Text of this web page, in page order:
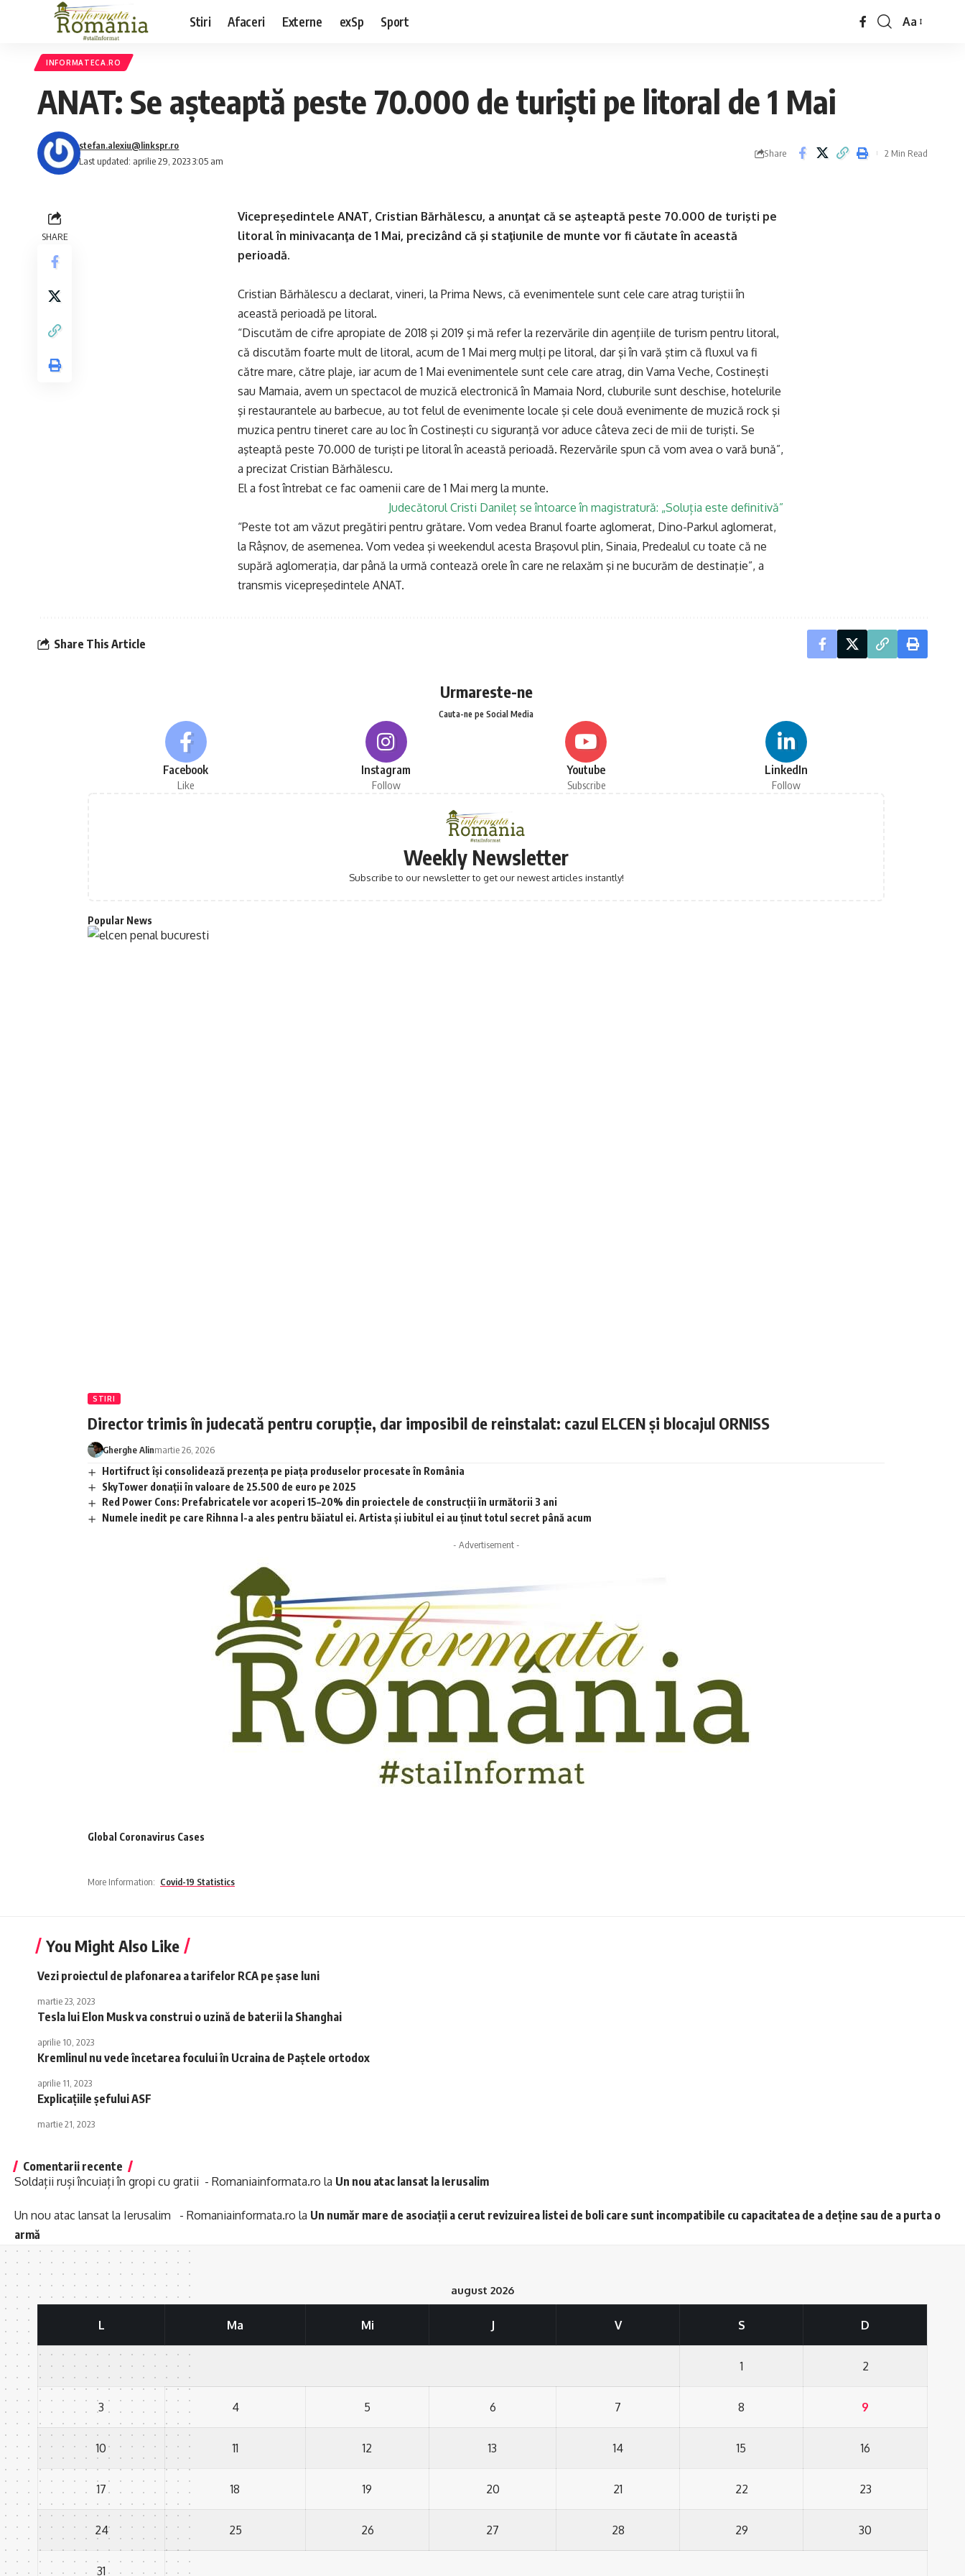
Stiri Afaceri Externe exSp Sport Aa
INFORMATECA.RO
ANAT: Se aşteaptă peste 70.000 de turişti pe litoral de 1 Mai
Last updated: aprilie 29, 2023 3:05 am
stefan.alexiu@linkspr.ro
Share 2 Min Read
SHARE
Vicepreşedintele ANAT, Cristian Bărhălescu, a anunţat că se aşteaptă peste 70.000 de turişti pe
litoral în minivacanţa de 1 Mai, precizând că şi staţiunile de munte vor fi căutate în această
perioadă.
Cristian Bărhălescu a declarat, vineri, la Prima News, că evenimentele sunt cele care atrag turiştii în
această perioadă pe litoral.
“Discutăm de cifre apropiate de 2018 şi 2019 şi mă refer la rezervările din agenţiile de turism pentru litoral,
că discutăm foarte mult de litoral, acum de 1 Mai merg mulţi pe litoral, dar şi în vară ştim că fluxul va fi
către mare, către plaje, iar acum de 1 Mai evenimentele sunt cele care atrag, din Vama Veche, Costineşti
sau Mamaia, avem un spectacol de muzică electronică în Mamaia Nord, cluburile sunt deschise, hotelurile
şi restaurantele au barbecue, au tot felul de evenimente locale şi cele două evenimente de muzică rock şi
muzica pentru tineret care au loc în Costineşti cu siguranţă vor aduce câteva zeci de mii de turişti. Se
aşteaptă peste 70.000 de turişti pe litoral în această perioadă. Rezervările spun că vom avea o vară bună”,
a precizat Cristian Bărhălescu.
El a fost întrebat ce fac oamenii care de 1 Mai merg la munte.
Judecătorul Cristi Danileț se întoarce în magistratură: „Soluția este definitivă”
“Peste tot am văzut pregătiri pentru grătare. Vom vedea Branul foarte aglomerat, Dino-Parkul aglomerat,
la Râşnov, de asemenea. Vom vedea şi weekendul acesta Braşovul plin, Sinaia, Predealul cu toate că ne
supără aglomeraţia, dar până la urmă contează orele în care ne relaxăm şi ne bucurăm de destinaţie”, a
transmis vicepreşedintele ANAT.
Share This Article
Urmareste-ne
Cauta-ne pe Social Media
Facebook
Like
Instagram
Follow
Youtube
Subscribe
LinkedIn
Follow
Weekly Newsletter
Subscribe to our newsletter to get our newest articles instantly!
Popular News
STIRI
Director trimis în judecată pentru corupție, dar imposibil de reinstalat: cazul ELCEN și blocajul ORNISS
Gherghe Alinmartie 26, 2026
Hortifruct își consolidează prezența pe piața produselor procesate în România
SkyTower donații în valoare de 25.500 de euro pe 2025
Red Power Cons: Prefabricatele vor acoperi 15–20% din proiectele de construcții în următorii 3 ani
Numele inedit pe care Rihnna l-a ales pentru băiatul ei. Artista și iubitul ei au ținut totul secret până acum
- Advertisement -
Global Coronavirus Cases
More Information: Covid-19 Statistics
You Might Also Like
Vezi proiectul de plafonarea a tarifelor RCA pe şase luni
martie 23, 2023
Tesla lui Elon Musk va construi o uzină de baterii la Shanghai
aprilie 10, 2023
Kremlinul nu vede încetarea focului în Ucraina de Paştele ortodox
aprilie 11, 2023
Explicațiile șefului ASF
martie 21, 2023
Comentarii recente
Soldații ruși încuiați în gropi cu gratii - Romaniainformata.ro la Un nou atac lansat la Ierusalim
Un nou atac lansat la Ierusalim - Romaniainformata.ro la Un număr mare de asociații a cerut revizuirea listei de boli care sunt incompatibile cu capacitatea de a deține sau de a purta o
armă
august 2026
L Ma Mi J V S D
1 2
3 4 5 6 7 8 9
10 11 12 13 14 15 16
17 18 19 20 21 22 23
24 25 26 27 28 29 30
31